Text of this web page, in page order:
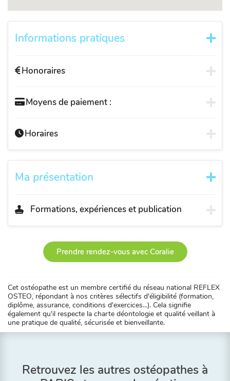
Informations pratiques
Honoraires
Moyens de paiement :
Horaires
Ma présentation
Formations, expériences et publication
Prendre rendez-vous avec Coralie
Cet ostéopathe est un membre certifié du réseau national REFLEX
OSTEO, répondant à nos critères sélectifs d'éligibilité (formation,
diplôme, assurance, conditions d'exercices...). Cela signifie
également qu'il respecte la charte déontologie et qualité veillant à
une pratique de qualité, sécurisée et bienveillante.
Retrouvez les autres ostéopathes à